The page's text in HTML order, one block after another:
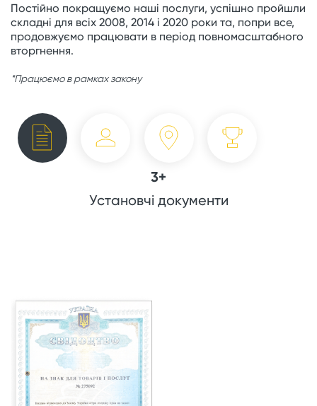
Постійно покращуємо наші послуги, успішно пройшли
складні для всіх 2008, 2014 і 2020 роки та, попри все,
продовжуємо працювати в період повномасштабного
вторгнення.
*Працюємо в рамках закону
3+
Установчі документи